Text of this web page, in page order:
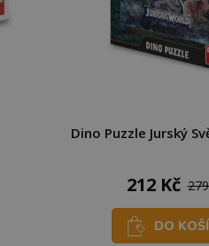
Dino Puzzle Jurský
212 Kč
DO